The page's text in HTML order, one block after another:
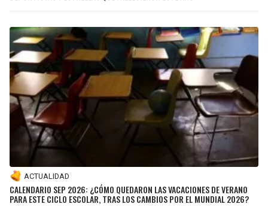
ACTUALIDAD
CALENDARIO SEP 2026: ¿CÓMO QUEDARON LAS VACACIONES DE VERANO
PARA ESTE CICLO ESCOLAR, TRAS LOS CAMBIOS POR EL MUNDIAL 2026?